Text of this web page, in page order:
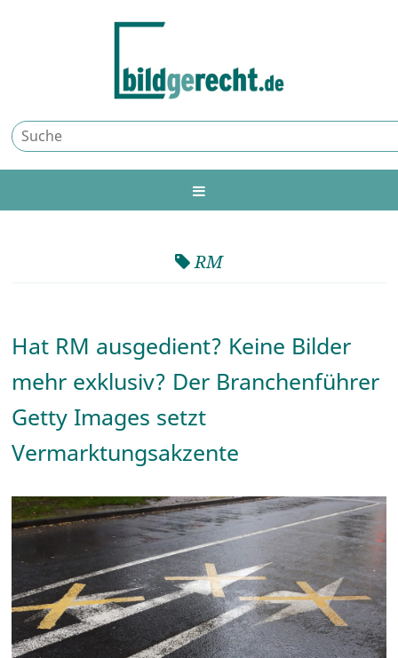
RM
Hat RM ausgedient? Keine Bilder
mehr exklusiv? Der Branchenführer
Getty Images setzt
Vermarktungsakzente